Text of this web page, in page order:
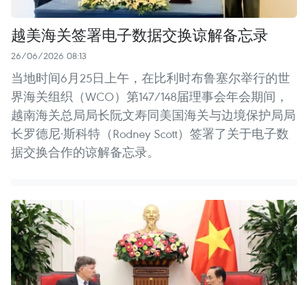
越美海关签署电子数据交换谅解备忘录
26/06/2026 08:13
当地时间6月25日上午，在比利时布鲁塞尔举行的世
界海关组织（WCO）第147/148届理事会年会期间，
越南海关总局局长阮文寿同美国海关与边境保护局局
长罗德尼·斯科特（Rodney Scott）签署了关于电子数
据交换合作的谅解备忘录。